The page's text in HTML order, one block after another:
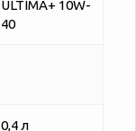
ULTIMA+ 10W-
40
0,4 л